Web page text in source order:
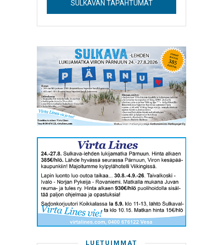
SULKAVAN TAPAHTUMAT
LUETUIMMAT